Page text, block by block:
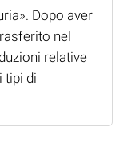
Dopo aver
nel
relative
tipi di